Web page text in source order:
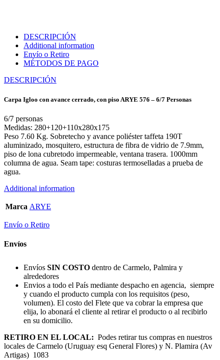
DESCRIPCIÓN
Additional information
Envío o Retiro
MÉTODOS DE PAGO
DESCRIPCIÓN
Carpa Igloo con avance cerrado, con piso ARYE 576 – 6/7 Personas
6/7 personas
Medidas: 280+120+110x280x175
Peso 7.60 Kg. Sobretecho y avance poliéster taffeta 190T
aluminizado, mosquitero, estructura de fibra de vidrio de 7.9mm,
piso de lona cubretodo impermeable, ventana trasera. 1000mm
columna de agua. Seam tape: costuras termoselladas a prueba de
agua.
Additional information
Marca ARYE
Envío o Retiro
Envíos
Envíos SIN COSTO dentro de Carmelo, Palmira y
alrededores
Envios a todo el País mediante despacho en agencia, siempre
y cuando el producto cumpla con los requisitos (peso,
volumen). El costo del Flete que va cobrar la empresa que
elija, lo abonará el cliente al retirar el producto o al recibirlo
en su domicilio.
RETIRO EN EL LOCAL: Podes retirar tus compras en nuestros
locales de Carmelo (Uruguay esq General Flores) y N. Plamira (Av
Artigas) 1083